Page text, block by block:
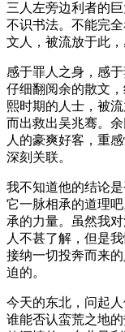
三人左旁边利者的
不识书法。不能完
文人，被流放于此，
感于罪人之身，感
仔细翻阅余的散文
熙时期的人士，被
而出救出吴兆骞。
人的豪爽好客，重
深刻关联。
我不知道他的结论
它一脉相承的道理
承的力量。虽然我
人不甚了解，但是
接纳一切投奔而来
迫的。
今天的东北，问起
谁能否认蛮荒之地